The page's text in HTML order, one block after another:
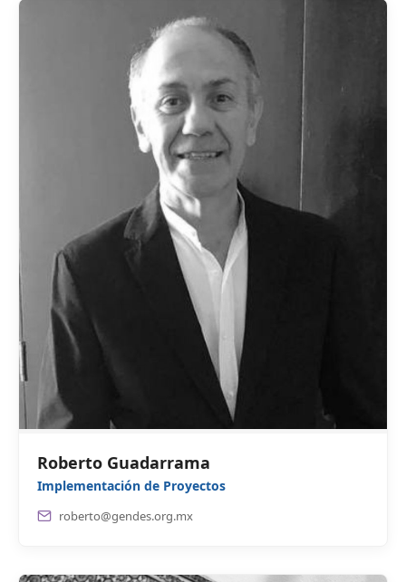
Roberto Guadarrama
Implementación de Proyectos
roberto@gendes.org.mx